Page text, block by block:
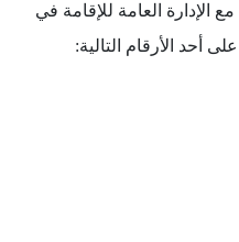
الإدارة العامة للإقامة في
أحد الأرقام التالية: